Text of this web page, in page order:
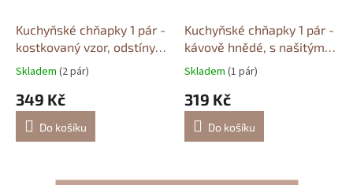
Kuchyňské chňapky 1 pár -
kostkovaný vzor, odstíny
oranžové a hnědé, s
aplikací ptáčka
Skladem (2 pár)
349 Kč
Do košíku
Kuchyňské chňapky 1 pár -
kávově hnědé, s našitým
čtyřlístkem
Skladem (1 pár)
319 Kč
Do košíku